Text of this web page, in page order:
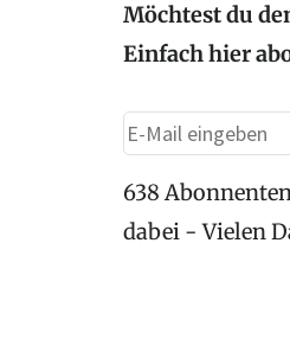
Möchtest du
Einfach hier
638
dabei - Vielen